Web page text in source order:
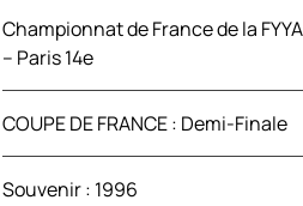
Championnat de France de la
– Paris 14e
COUPE DE FRANCE : Demi-Finale
Souvenir : 1996